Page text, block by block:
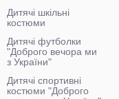
Дитячі шкільні
костюми
Дитячі футболки
"Доброго вечора ми
з України"
Дитячі спортивні
костюми "Доброго